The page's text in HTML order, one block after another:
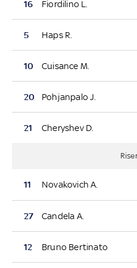
16 Fiordilino L.
5 Haps R.
10 Cuisance M.
20 Pohjanpalo J.
21 Cheryshev D.
11 Novakovich A.
27 Candela A.
12 Bruno Bertinato